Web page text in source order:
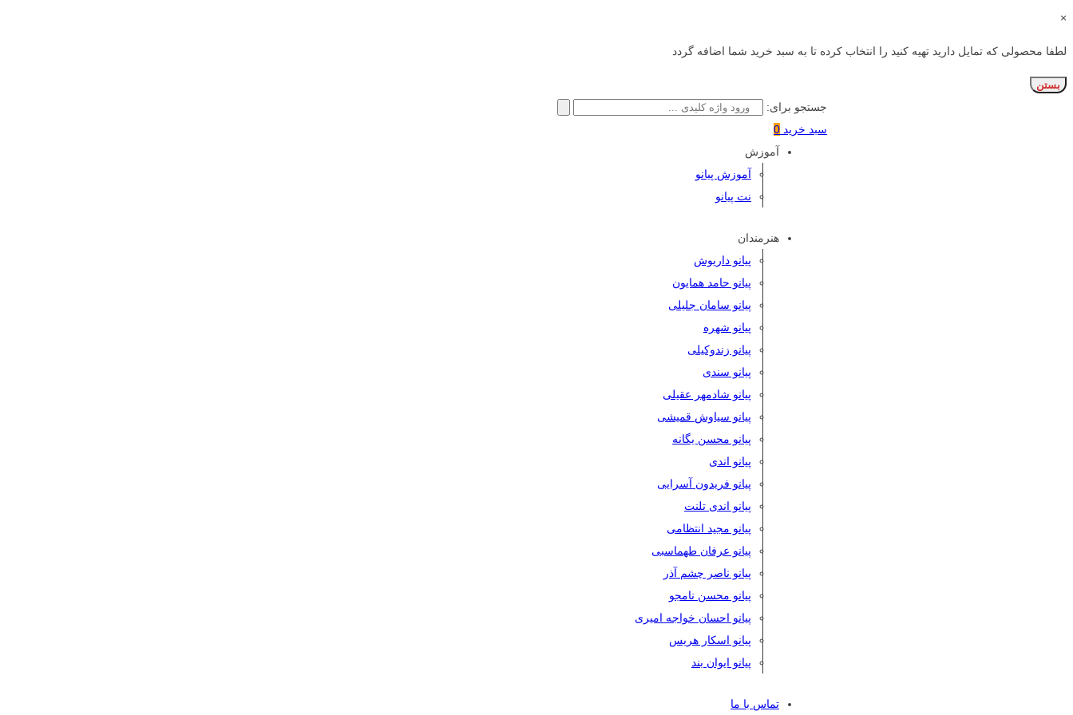
×
لطفا محصولی که تمایل دارید تهیه کنید را انتخاب کرده تا به سبد خرید شما اضافه گردد
بستن
جستجو برای:
سبد خرید 0
آموزش
آموزش پیانو
نت پیانو
هنرمندان
پیانو داریوش
پیانو حامد همایون
پیانو سامان جلیلی
پیانو شهره
پیانو زندوکیلی
پیانو سندی
پیانو شادمهر عقیلی
پیانو سیاوش قمیشی
پیانو محسن یگانه
پیانو اندی
پیانو فریدون آسرایی
پیانو اندی تلنت
پیانو مجید انتظامی
پیانو عرفان طهماسبی
پیانو ناصر چشم آذر
پیانو محسن نامجو
پیانو احسان خواجه امیری
پیانو اسکار هریس
پیانو ایوان بند
تماس با ما